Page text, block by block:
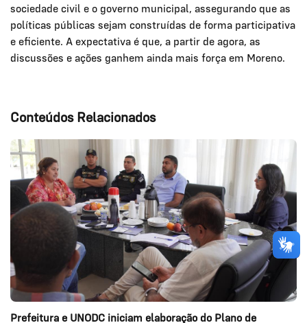
sociedade civil e o governo municipal, assegurando que as
políticas públicas sejam construídas de forma participativa
e eficiente. A expectativa é que, a partir de agora, as
discussões e ações ganhem ainda mais força em Moreno.
Conteúdos Relacionados
Prefeitura e UNODC iniciam elaboração do Plano de